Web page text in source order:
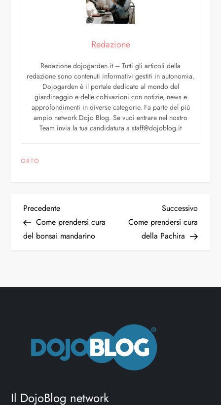
Redazione
Redazione dojogarden.it – Tutti gli articoli della
redazione sono contenuti informativi gestiti in autonomia.
Dojogarden è il portale dedicato al mondo del
giardinaggio e delle coltivazioni con notizie, news e
approfondimenti in diverse categorie. Fa parte del più
ampio network Dojo Blog. Se vuoi entrare nel nostro
Team invia la tua candidatura a staff@dojoblog.it
ORTO
Precedente
Come prendersi cura
del bonsai mandarino
Successivo
Come prendersi cura
della Pachira
Il DojoBlog network